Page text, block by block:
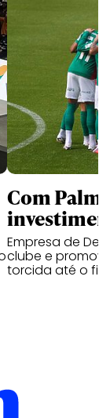
Com
Empresa de
clube e
torcida até o